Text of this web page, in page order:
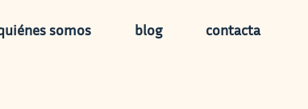
somos blog contacta